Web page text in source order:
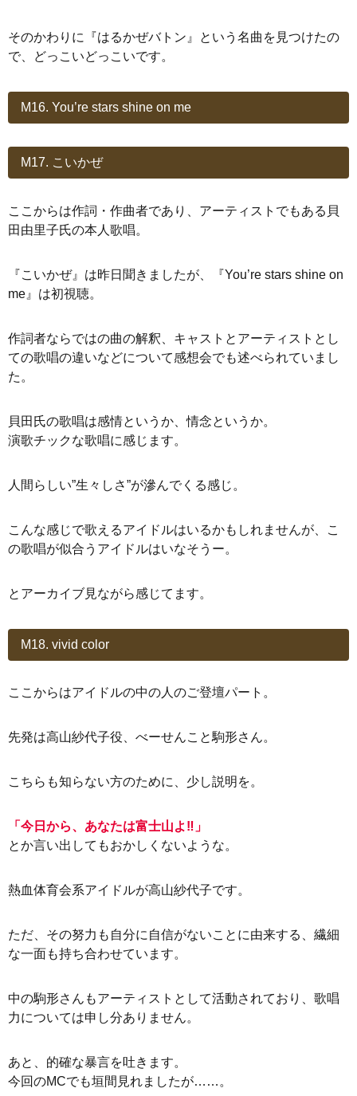
そのかわりに『はるかぜバトン』という名曲を見つけたの
で、どっこいどっこいです。
M16. You’re stars shine on me
M17. こいかぜ
ここからは作詞・作曲者であり、アーティストでもある貝
田由里子氏の本人歌唱。
『こいかぜ』は昨日聞きましたが、『You’re stars shine on
me』は初視聴。
作詞者ならではの曲の解釈、キャストとアーティストとし
ての歌唱の違いなどについて感想会でも述べられていまし
た。
貝田氏の歌唱は感情というか、情念というか。
演歌チックな歌唱に感じます。
人間らしい”生々しさ”が滲んでくる感じ。
こんな感じで歌えるアイドルはいるかもしれませんが、こ
の歌唱が似合うアイドルはいなそうー。
とアーカイブ見ながら感じてます。
M18. vivid color
ここからはアイドルの中の人のご登壇パート。
先発は高山紗代子役、べーせんこと駒形さん。
こちらも知らない方のために、少し説明を。
「今日から、あなたは富士山よ‼︎」
とか言い出してもおかしくないような。
熱血体育会系アイドルが高山紗代子です。
ただ、その努力も自分に自信がないことに由来する、繊細
な一面も持ち合わせています。
中の駒形さんもアーティストとして活動されており、歌唱
力については申し分ありません。
あと、的確な暴言を吐きます。
今回のMCでも垣間見れましたが……。